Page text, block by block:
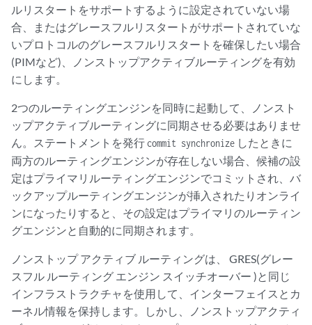
ルリスタートをサポートするように設定されていない場
合、またはグレースフルリスタートがサポートされていな
いプロトコルのグレースフルリスタートを確保したい場合
(PIMなど)、ノンストップアクティブルーティングを有効
にします。
2つのルーティングエンジンを同時に起動して、ノンスト
ップアクティブルーティングに同期させる必要はありませ
ん。ステートメントを発行 commit synchronize したときに
両方のルーティングエンジンが存在しない場合、候補の設
定はプライマリルーティングエンジンでコミットされ、バ
ックアップルーティングエンジンが挿入されたりオンライ
ンになったりすると、その設定はプライマリのルーティン
グエンジンと自動的に同期されます。
ノンストップ アクティブ ルーティングは、 GRES(グレー
スフル ルーティング エンジン スイッチオーバー )と同じ
インフラストラクチャを使用して、インターフェイスとカ
ーネル情報を保持します。しかし、ノンストップアクティ